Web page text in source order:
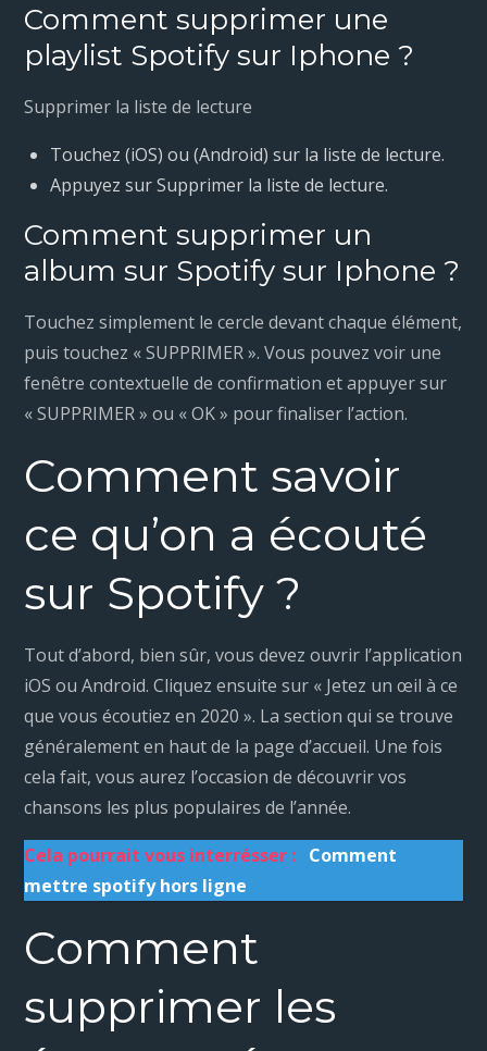
Comment supprimer une
playlist Spotify sur Iphone ?
Supprimer la liste de lecture
Touchez (iOS) ou (Android) sur la liste de lecture.
Appuyez sur Supprimer la liste de lecture.
Comment supprimer un
album sur Spotify sur Iphone ?
Touchez simplement le cercle devant chaque élément,
puis touchez « SUPPRIMER ». Vous pouvez voir une
fenêtre contextuelle de confirmation et appuyer sur
« SUPPRIMER » ou « OK » pour finaliser l’action.
Comment savoir
ce qu’on a écouté
sur Spotify ?
Tout d’abord, bien sûr, vous devez ouvrir l’application
iOS ou Android. Cliquez ensuite sur « Jetez un œil à ce
que vous écoutiez en 2020 ». La section qui se trouve
généralement en haut de la page d’accueil. Une fois
cela fait, vous aurez l’occasion de découvrir vos
chansons les plus populaires de l’année.
Cela pourrait vous interrésser : Comment
mettre spotify hors ligne
Comment
supprimer les